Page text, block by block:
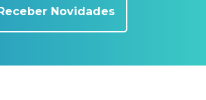
Novidades